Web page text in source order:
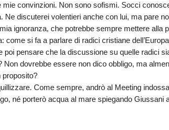
mie convinzioni. Non sono sofismi. Socci
Ne discuterei volentieri anche con lui, ma pare
ignoranza, che potrebbe sempre mettere alla
come si fa a parlare di radici cristiane
poi pensare che la discussione su quelle radici
Non dovrebbe essere non dico obbligo, ma
proposito?
Come sempre, andrò al Meeting
né porterò acqua al mare spiegando Giussani